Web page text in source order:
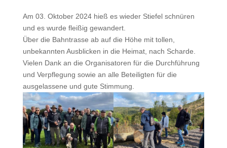
Am 03. Oktober 2024 hieß es wieder Stiefel schnüren
und es wurde fleißig gewandert.
Über die Bahntrasse ab auf die Höhe mit tollen,
unbekannten Ausblicken in die Heimat, nach Scharde.
Vielen Dank an die Organisatoren für die Durchführung
und Verpflegung sowie an alle Beteiligten für die
ausgelassene und gute Stimmung.